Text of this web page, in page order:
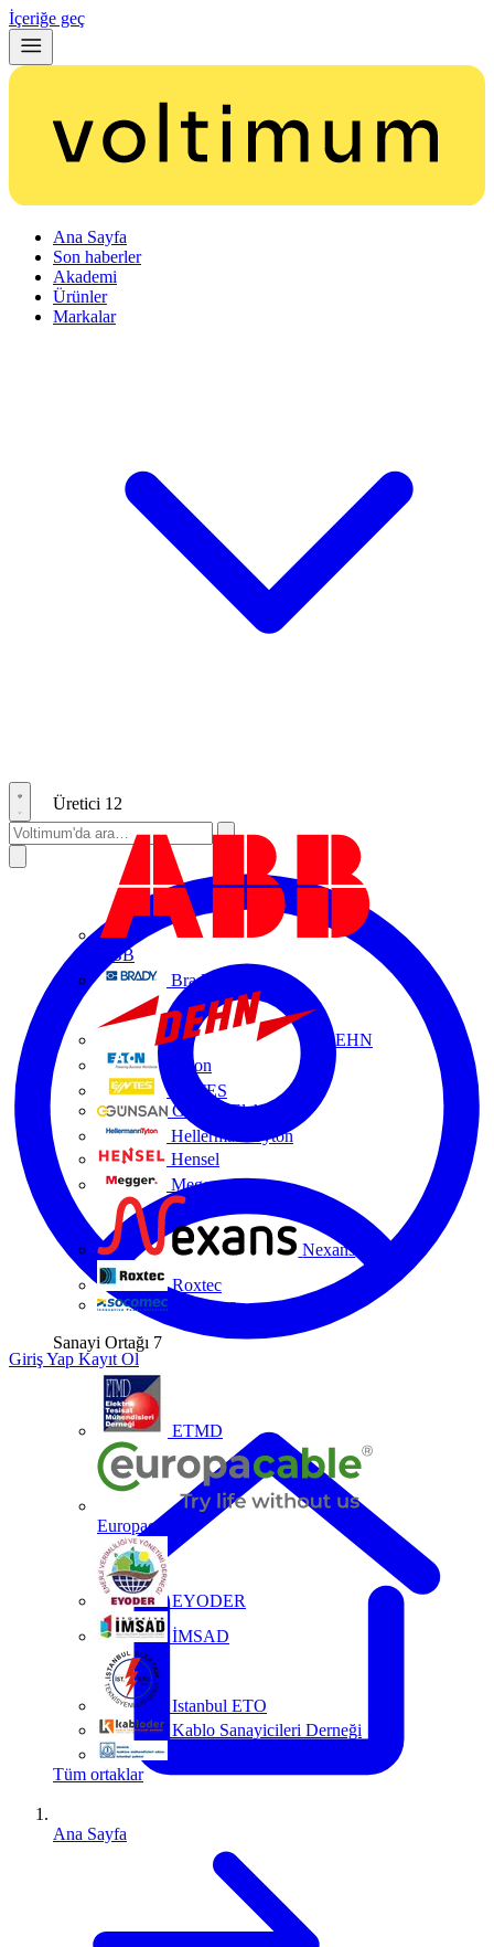
İçeriğe geç
Ana Sayfa
Son haberler
Akademi
Ürünler
Markalar
Üretici 12
ABB
Brady
DEHN
Eaton
ENTES
Günsan Elektrik
HellermannTyton
Hensel
Megger
Nexans
Roxtec
Socomec
Sanayi Ortağı 7
ETMD
Europacable
EYODER
İMSAD
Istanbul ETO
Kablo Sanayicileri Derneği
Tüm ortaklar
Giriş Yap Kayıt Ol
Ana Sayfa